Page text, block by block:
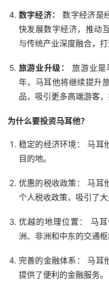
数字经济：
数字经济是
快发展数字经济，推动
与传统产业深度融合，打
旅游业升级：
旅游业是
年，马耳他将继续提升
品，吸引更多高端游客
为什么要投资马耳他？
稳定的经济环境： 马耳
目的地。
优惠的税收政策： 马耳
个人税收政策，吸引了大
优越的地理位置： 马
洲、非洲和中东的交通枢
完善的金融体系： 马耳
提供了便利的金融服务。